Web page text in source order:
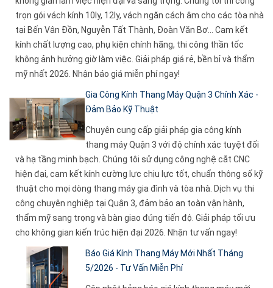
trọn gói vách kính 10ly, 12ly, vách ngăn cách âm cho các tòa nhà
tại Bến Vân Đồn, Nguyễn Tất Thành, Đoàn Văn Bơ... Cam kết
kính chất lượng cao, phụ kiện chính hãng, thi công thần tốc
không ảnh hưởng giờ làm việc. Giải pháp giá rẻ, bền bỉ và thẩm
mỹ nhất 2026. Nhận báo giá miễn phí ngay!
Gia Công Kính Thang Máy Quận 3 Chính Xác -
Đảm Bảo Kỹ Thuật
Chuyên cung cấp giải pháp gia công kính
thang máy Quận 3 với độ chính xác tuyệt đối
và hạ tầng minh bạch. Chúng tôi sử dụng công nghệ cắt CNC
hiện đại, cam kết kính cường lực chịu lực tốt, chuẩn thông số kỹ
thuật cho mọi dòng thang máy gia đình và tòa nhà. Dịch vụ thi
công chuyên nghiệp tại Quận 3, đảm bảo an toàn vận hành,
thẩm mỹ sang trọng và bàn giao đúng tiến độ. Giải pháp tối ưu
cho không gian kiến trúc hiện đại 2026. Nhận tư vấn ngay!
Báo Giá Kính Thang Máy Mới Nhất Tháng
5/2026 - Tư Vấn Miễn Phí